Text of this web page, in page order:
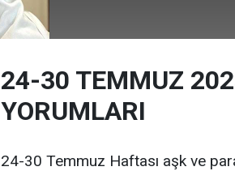
24-30 TEMMUZ
YORUMLARI
24-30 Temmuz Haftası aşk ve